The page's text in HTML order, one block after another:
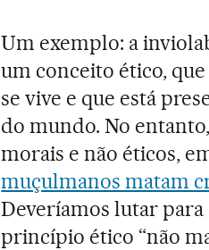
Um exemplo: a
um conceito ético,
se vive e que está
do mundo. No
morais e não éticos,
muçulmanos matam
Deveríamos lutar para
princípio ético “não